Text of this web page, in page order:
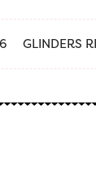
GLINDERS